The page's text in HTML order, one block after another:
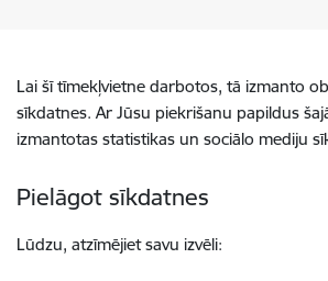
Lai šī tīmekļvietne darbotos, tā izmanto
sīkdatnes. Ar Jūsu piekrišanu papildus
izmantotas statistikas un sociālo mediju
Pielāgot sīkdatnes
Lūdzu, atzīmējiet savu izvēli: